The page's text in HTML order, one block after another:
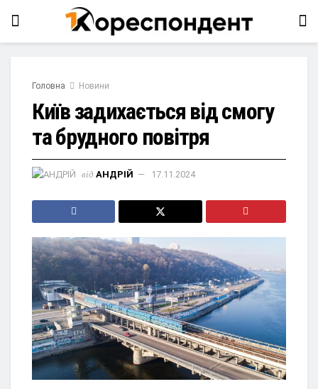
Головна Новини
Київ задихається від смогу
та брудного повітря
від АНДРІЙ 17.11.2024